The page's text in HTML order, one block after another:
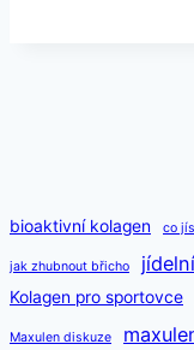
bioaktivní kolagen co
jak zhubnout břicho
Kolagen pro sportovce
Maxulen diskuze